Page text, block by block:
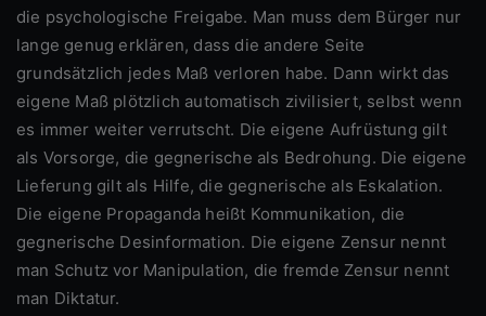
die psychologische Freigabe. Man muss dem Bürger nur
lange genug erklären, dass die andere Seite
grundsätzlich jedes Maß verloren habe. Dann wirkt das
eigene Maß plötzlich automatisch zivilisiert, selbst wenn
es immer weiter verrutscht. Die eigene Aufrüstung gilt
als Vorsorge, die gegnerische als Bedrohung. Die eigene
Lieferung gilt als Hilfe, die gegnerische als Eskalation.
Die eigene Propaganda heißt Kommunikation, die
gegnerische Desinformation. Die eigene Zensur nennt
man Schutz vor Manipulation, die fremde Zensur nennt
man Diktatur.